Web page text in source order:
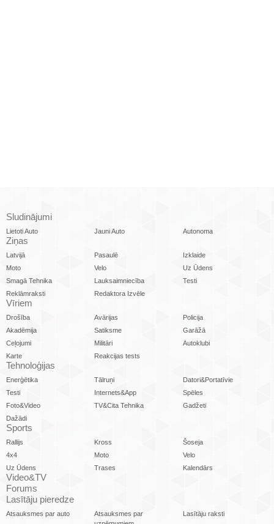
Sludinājumi
Lietoti Auto Jauni Auto Autonoma
Ziņas
Latvijā Pasaulē
Izklaide
Moto
Velo
Uz Ūdens
Smagā Tehnika
Lauksaimniecība
Testi
Reklāmraksti
Redaktora Izvēle
Vīriem
Drošība Avārijas
Policija
Akadēmija
Satiksme
Garāžā
Ceļojumi
Militāri
Autoklubi
Karte
Reakcijas tests
Tehnoloģijas
Enerģētika Tālruņi
Datori&Portatīvie
Testi
Internets&App
Spēles
Foto&Video
TV&Cita Tehnika
Gadžeti
Dažādi
Sports
Rallijs Kross
Šoseja
4x4
Moto
Velo
Uz Ūdens
Trases Kalendārs
Video&TV
Forums
Lasītāju pieredze
Atsauksmes par auto
Atsauksmes par
Lasītāju raksti